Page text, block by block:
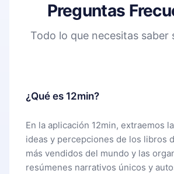
Preguntas
Todo lo que necesitas saber
¿Qué es 12min?
En la aplicación 12min, extraemos
ideas y percepciones de los libros
más vendidos del mundo y las
resúmenes narrativos únicos y